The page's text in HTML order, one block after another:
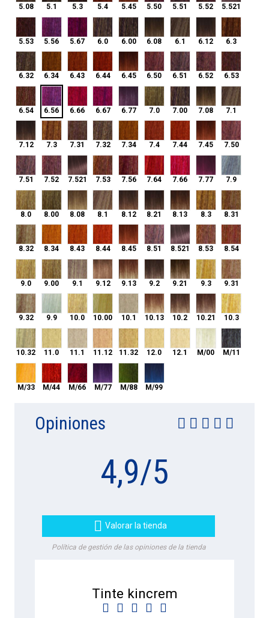
5.08 5.1 5.3 5.4 5.45 5.50 5.51 5.52 5.521
5.53
5.53
5.56
5.56
5.67
5.67
6.0
6.0
6.00
6.00
6.08
6.08
6.1
6.1
6.12
6.12
6.3
6.3
6.32
6.32
6.34
6.34
6.43
6.43
6.44
6.44
6.45
6.45
6.50
6.50
6.51
6.51
6.52
6.52
6.53
6.53
6.54
6.54
6.56
6.56
6.66
6.66
6.67
6.67
6.77
6.77
7.0
7.0
7.00
7.00
7.08
7.08
7.1
7.1
7.12
7.12
7.3
7.3
7.31
7.31
7.32
7.32
7.34
7.34
7.4
7.4
7.44
7.44
7.45
7.45
7.50
7.50
7.51
7.51
7.52
7.52
7.521
7.521
7.53
7.53
7.56
7.56
7.64
7.64
7.66
7.66 7.77
7.9
7.9
8.0
8.0
8.00
8.00
8.08
8.08
8.1
8.1
8.12
8.12
8.21
8.21
8.13
8.13
8.3
8.3
8.31
8.31
8.32
8.32
8.34
8.34
8.43
8.43
8.44
8.44
8.45
8.45
8.51
8.51
8.521
8.521
8.53
8.53
8.54
8.54
9.0
9.0
9.00
9.00
9.1
9.1
9.12
9.12
9.13
9.13
9.2
9.2
9.21
9.21
9.3
9.3
9.31
9.31
9.32
9.32
9.9
9.9
10.0
10.0 10.00
10.1
10.1
10.13
10.13
10.2
10.2
10.21
10.21
10.3
10.3
10.32
10.32
11.0
11.0
11.1
11.1
11.12
11.12
11.32
11.32 12.0
12.1
12.1
M/00
M/00
M/11
M/11
M/33
M/33
M/44
M/44
M/66
M/66
M/77
M/77
M/88
M/88
M/99
M/99
Opiniones
4,9/5
 Valorar la tienda
Política de gestión de las opiniones de la tienda
Tinte kincrem
    